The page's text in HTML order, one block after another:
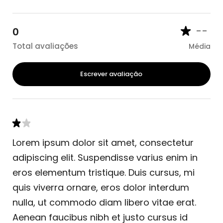
0
Total avaliações
--
Média
Escrever avaliação
Lorem ipsum dolor sit amet, consectetur
adipiscing elit. Suspendisse varius enim in
eros elementum tristique. Duis cursus, mi
quis viverra ornare, eros dolor interdum
nulla, ut commodo diam libero vitae erat.
Aenean faucibus nibh et justo cursus id